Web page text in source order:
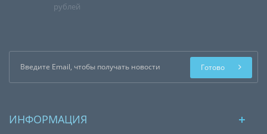
рублей
Готово
ИНФОРМАЦИЯ